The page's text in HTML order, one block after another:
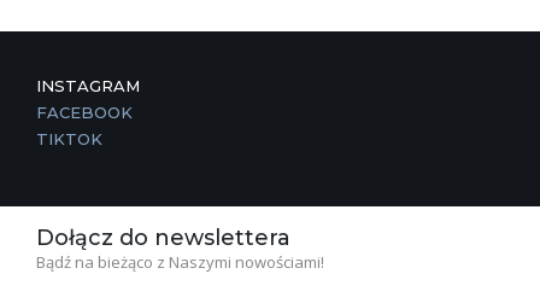
INSTAGRAM
FACEBOOK
TIKTOK
Dołącz do newslettera
Bądź na bieżąco z Naszymi nowościami!